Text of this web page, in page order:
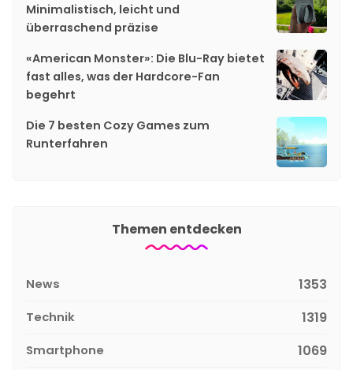
Minimalistisch, leicht und
überraschend präzise
«American Monster»: Die Blu-Ray bietet
fast alles, was der Hardcore-Fan
begehrt
Die 7 besten Cozy Games zum
Runterfahren
Themen entdecken
News 1353
Technik 1319
Smartphone 1069